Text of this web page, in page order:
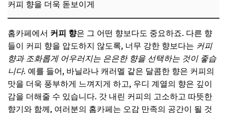
커피 향을 더욱 돋보이게
홈카페에서 커피 향은 그 어떤 향보다도 중요하죠. 다른 향
들이 커피 향을 압도하지 않도록, 너무 강한 향보다는 커피
향과 조화롭게 어우러지는 은은한 향을 선택하는 것이 좋습
니다. 예를 들어, 바닐라나 캐러멜 같은 달콤한 향은 커피의
맛을 더욱 풍부하게 느껴지게 하고, 우디 계열의 향은 깊이
감을 더해줄 수 있습니다. 갓 내린 커피의 고소하고 따뜻한
향기와 함께, 여러분의 홈카페는 오감 만족의 공간이 될 것